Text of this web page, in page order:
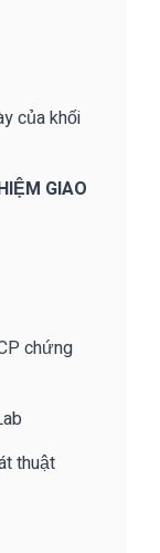
của khối
GIAO
chứng
thuật